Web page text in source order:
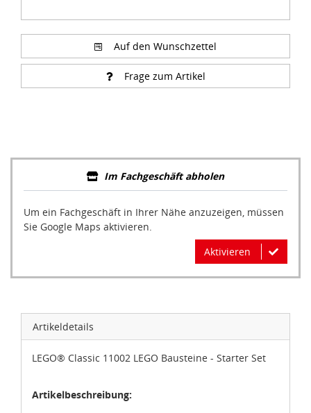
Auf den Wunschzettel
Frage zum Artikel
Im Fachgeschäft abholen
Um ein Fachgeschäft in Ihrer Nähe anzuzeigen, müssen
Sie Google Maps aktivieren.
Aktivieren
Artikeldetails
LEGO® Classic 11002 LEGO Bausteine - Starter Set
Artikelbeschreibung: